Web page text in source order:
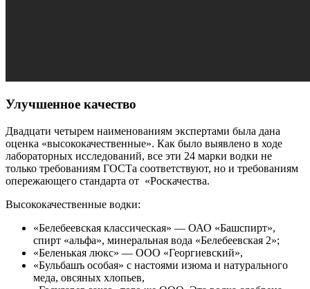
Улучшенное качество
Двадцати четырем наименованиям экспертами была дана
оценка «высококачественные». Как было выявлено в ходе
лабораторных исследований, все эти 24 марки водки не
только требованиям ГОСТа соответствуют, но и требованиям
опережающего стандарта от «Роскачества.
Высококачественные водки:
«Белебеевская классическая» — ОАО «Башспирт»,
спирт «альфа», минеральная вода «Белебеевская 2»;
«Беленькая люкс» — ООО «Георгиевский»,
«Бульбашъ особая» с настоями изюма и натурального
меда, овсяных хлопьев,